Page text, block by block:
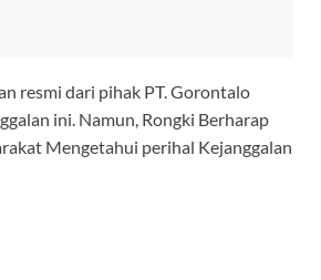
resmi dari pihak PT. Gorontalo
ini. Namun, Rongki Berharap
Mengetahui perihal Kejanggalan